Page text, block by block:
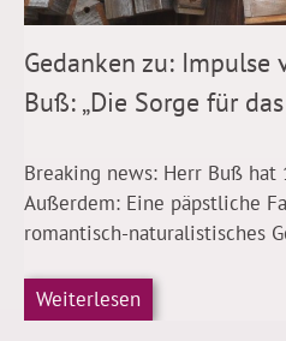
Gedanken zu: Impulse
Buß: „Die Sorge für
Breaking news: Herr Buß hat
Außerdem: Eine päpstliche
romantisch-naturalistisches
Weiterlesen